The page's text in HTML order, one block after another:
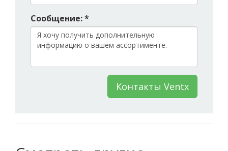
Сообщение: *
Контакты Ventx